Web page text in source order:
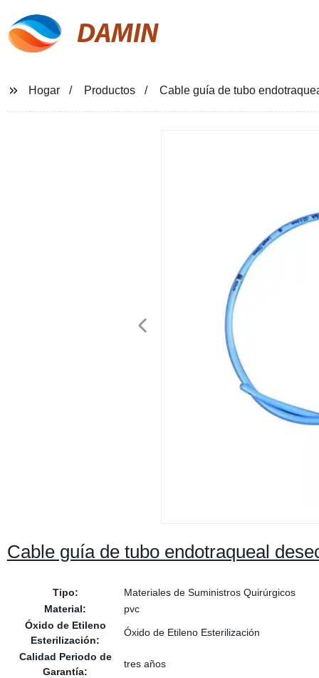
DAMIN
Hogar Productos Cable guía de tubo
Cable guía de tubo endotraqueal
Tipo:
Materiales de Suministros Quirúrgicos
Material:
pvc
Óxido de Etileno
Esterilización:
Óxido de Etileno Esterilización
Calidad Periodo de
Garantía:
tres años